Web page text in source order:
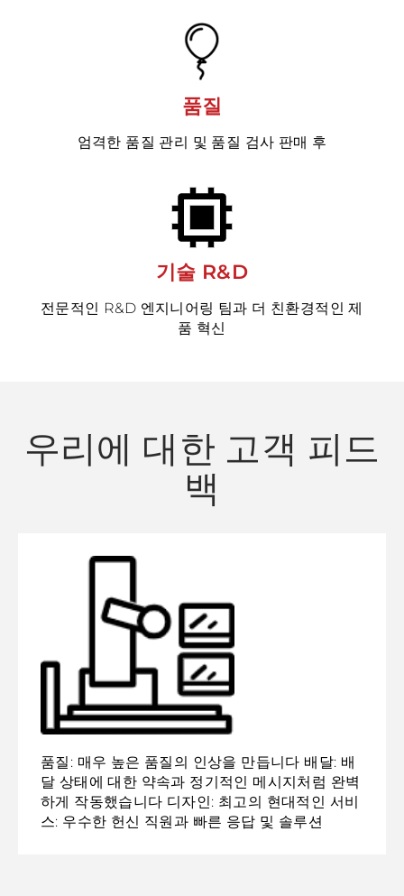
품질
엄격한 품질 관리 및 품질 검사 판매 후
기술 R&D
전문적인 R&D 엔지니어링 팀과 더 친환경적인 제
품 혁신
우리에 대한 고객 피드
백
품질: 매우 높은 품질의 인상을 만듭니다 배달: 배
달 상태에 대한 약속과 정기적인 메시지처럼 완벽
하게 작동했습니다 디자인: 최고의 현대적인 서비
스: 우수한 헌신 직원과 빠른 응답 및 솔루션